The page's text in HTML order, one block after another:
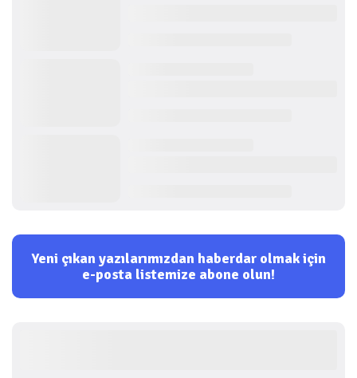
Yeni çıkan yazılarımızdan haberdar olmak için
e-posta listemize abone olun!